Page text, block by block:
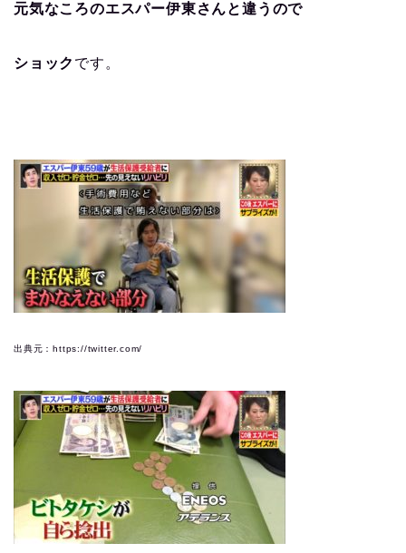
元気なころのエスパー伊東さんと違うので
ショック です。
出典元：https://twitter.com/